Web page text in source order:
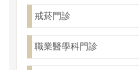
戒菸門診
職業醫學科門診